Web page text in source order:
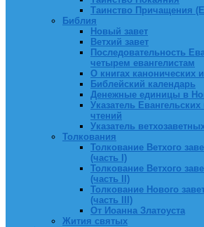
Таинство Причащения
Библия
Новый завет
Ветхий завет
Последовательность
четырем евангелистам
О книгах канонических
Библейский календарь
Денежные единицы в
Указатель
чтений
Указатель
Толкования
Толкование Ветхого
(часть I)
Толкование Ветхого
(часть II)
Толкование Нового
(часть III)
От Иоанна Златоуста
Жития святых